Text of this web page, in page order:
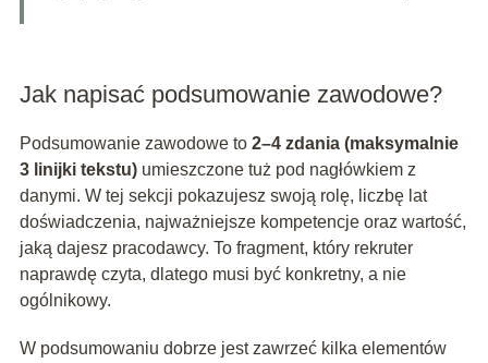
Jak napisać podsumowanie zawodowe?
Podsumowanie zawodowe to 2–4 zdania (maksymalnie
3 linijki tekstu)umieszczone tuż pod nagłówkiem z
danymi. W tej sekcji pokazujesz swoją rolę, liczbę lat
doświadczenia, najważniejsze kompetencje oraz wartość,
jaką dajesz pracodawcy. To fragment, który rekruter
naprawdę czyta, dlatego musi być konkretny, a nie
ogólnikowy.
W podsumowaniu dobrze jest zawrzeć kilka elementów